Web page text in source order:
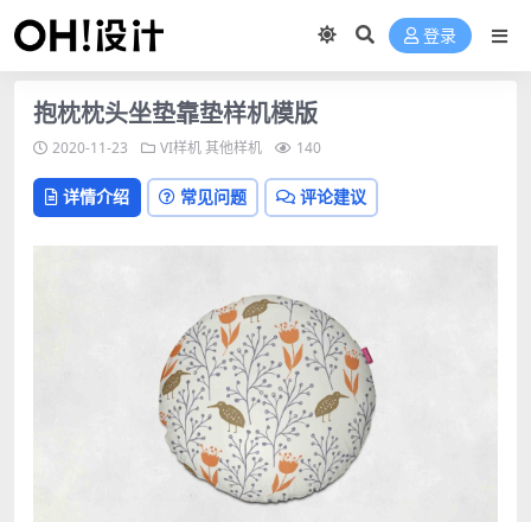
登录
抱枕枕头坐垫靠垫样机模版
2020-11-23 VI样机其他样机 140
详情介绍 常见问题 评论建议